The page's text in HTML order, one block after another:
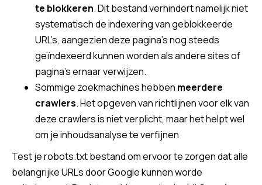
te blokkeren. Dit bestand verhindert namelijk niet
systematisch de indexering van geblokkeerde
URL’s, aangezien deze pagina’s nog steeds
geïndexeerd kunnen worden als andere sites of
pagina’s ernaar verwijzen.
Sommige zoekmachines hebben meerdere
crawlers. Het opgeven van richtlijnen voor elk van
deze crawlers is niet verplicht, maar het helpt wel
om je inhoudsanalyse te verfijnen
Test je robots.txt bestand om ervoor te zorgen dat alle
belangrijke URL’s door Google kunnen worde